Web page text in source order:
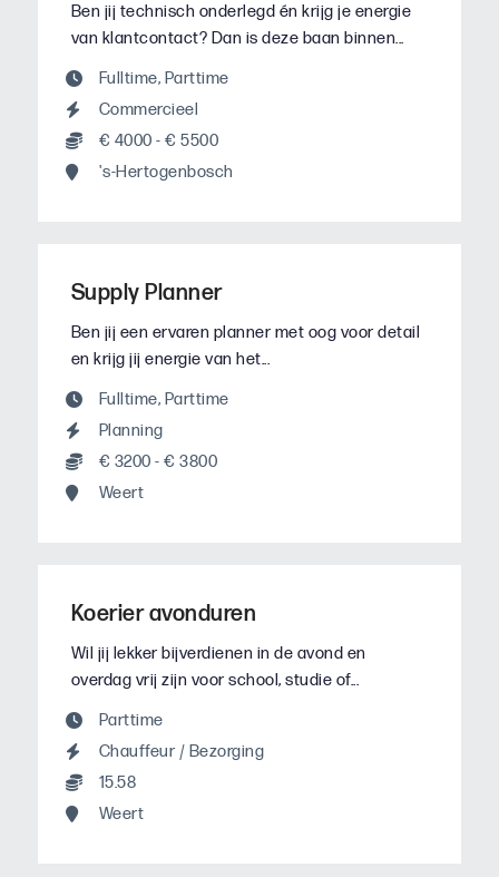
Ben jij technisch onderlegd én krijg je energie
van klantcontact? Dan is deze baan binnen...
Fulltime, Parttime
Commercieel
€ 4000 - € 5500
's-Hertogenbosch
Supply Planner
Ben jij een ervaren planner met oog voor detail
en krijg jij energie van het...
Fulltime, Parttime
Planning
€ 3200 - € 3800
Weert
Koerier avonduren
Wil jij lekker bijverdienen in de avond en
overdag vrij zijn voor school, studie of...
Parttime
Chauffeur / Bezorging
15.58
Weert